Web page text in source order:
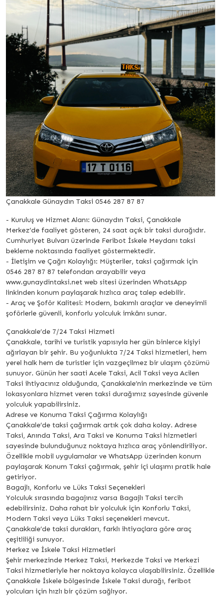
Çanakkale Günaydın Taksi 0546 287 87 87
- Kuruluş ve Hizmet Alanı: Günaydın Taksi, Çanakkale
Merkez’de faaliyet gösteren, 24 saat açık bir taksi durağıdır.
Cumhuriyet Bulvarı üzerinde Feribot İskele Meydanı taksi
bekleme noktasında faaliyet göstermektedir.
- İletişim ve Çağrı Kolaylığı: Müşteriler, taksi çağırmak için
0546 287 87 87 telefondan arayabilir veya
www.gunaydintaksi.net web sitesi üzerinden WhatsApp
linkinden konum paylaşarak hızlıca araç talep edebilir.
- Araç ve Şoför Kalitesi: Modern, bakımlı araçlar ve deneyimli
şoförlerle güvenli, konforlu yolculuk imkânı sunar.
Çanakkale’de 7/24 Taksi Hizmeti
Çanakkale, tarihi ve turistik yapısıyla her gün binlerce kişiyi
ağırlayan bir şehir. Bu yoğunlukta 7/24 Taksi hizmetleri, hem
yerel halk hem de turistler için vazgeçilmez bir ulaşım çözümü
sunuyor. Günün her saati Acele Taksi, Acil Taksi veya Acilen
Taksi ihtiyacınız olduğunda, Çanakkale’nin merkezinde ve tüm
lokasyonlara hizmet veren taksi durağımız sayesinde güvenle
yolculuk yapabilirsiniz.
Adrese ve Konuma Taksi Çağırma Kolaylığı
Çanakkale’de taksi çağırmak artık çok daha kolay. Adrese
Taksi, Anında Taksi, Ara Taksi ve Konuma Taksi hizmetleri
sayesinde bulunduğunuz noktaya hızlıca araç yönlendiriliyor.
Özellikle mobil uygulamalar ve WhatsApp üzerinden konum
paylaşarak Konum Taksi çağırmak, şehir içi ulaşımı pratik hale
getiriyor.
Bagajlı, Konforlu ve Lüks Taksi Seçenekleri
Yolculuk sırasında bagajınız varsa Bagajlı Taksi tercih
edebilirsiniz. Daha rahat bir yolculuk için Konforlu Taksi,
Modern Taksi veya Lüks Taksi seçenekleri mevcut.
Çanakkale’de taksi durakları, farklı ihtiyaçlara göre araç
çeşitliliği sunuyor.
Merkez ve İskele Taksi Hizmetleri
Şehir merkezinde Merkez Taksi, Merkezde Taksi ve Merkezi
Taksi hizmetleriyle her noktaya kolayca ulaşabilirsiniz. Özellikle
Çanakkale İskele bölgesinde İskele Taksi durağı, feribot
yolcuları için hızlı bir çözüm sağlıyor.